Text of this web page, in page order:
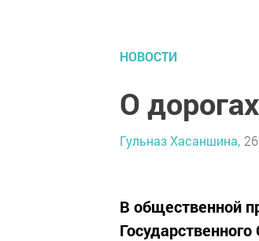
НОВОСТИ
О
Гульназ Хасаншина,
В общественной